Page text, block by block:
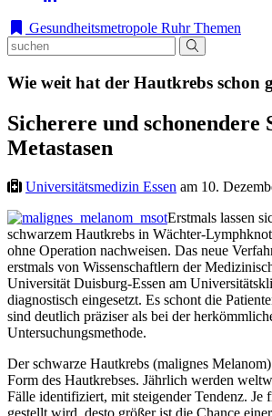
Gesundheitsmetropole Ruhr Themen
Wie weit hat der Hautkrebs schon
Sicherere und schonendere
Metastasen
Universitätsmedizin Essen am 10.
Erstmals lassen
schwarzem Hautkrebs in Wächter-
ohne Operation nachweisen. Das neue
erstmals von Wissenschaftlern der
Universität Duisburg-Essen am
diagnostisch eingesetzt. Es schont die
sind deutlich präziser als bei der
Untersuchungsmethode.
Der schwarze Hautkrebs (malignes
Form des Hautkrebses. Jährlich werden
Fälle identifiziert, mit steigender Tendenz. Je
gestellt wird, desto größer ist die Chance